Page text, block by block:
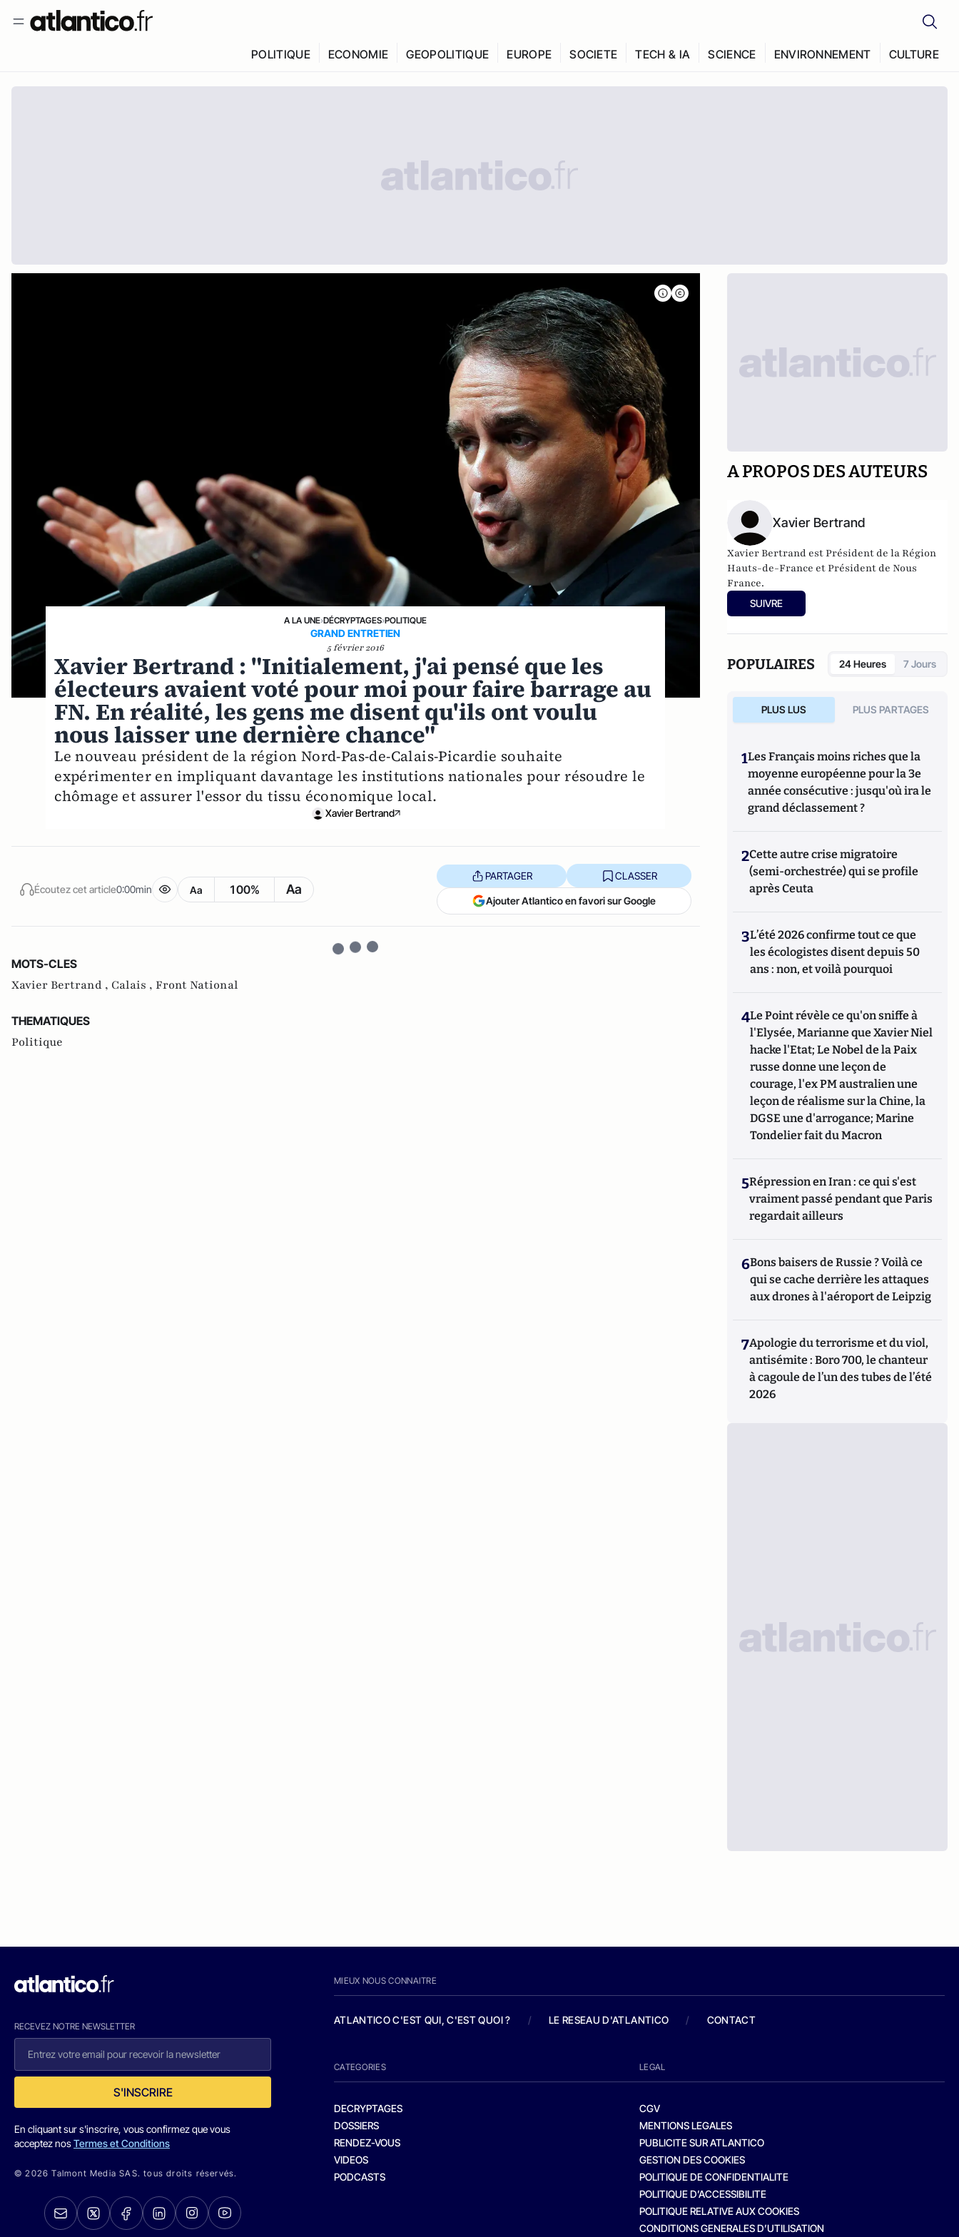
POLITIQUE ECONOMIE GEOPOLITIQUE EUROPE SOCIETE TECH & IA SCIENCE ENVIRONNEMENT CULTURE
A LA UNE›DÉCRYPTAGES›POLITIQUE
GRAND ENTRETIEN
5 février 2016
Xavier Bertrand : "Initialement, j'ai pensé que les
électeurs avaient voté pour moi pour faire barrage au
FN. En réalité, les gens me disent qu'ils ont voulu
nous laisser une dernière chance"
Le nouveau président de la région Nord-Pas-de-Calais-Picardie souhaite
expérimenter en impliquant davantage les institutions nationales pour résoudre le
chômage et assurer l'essor du tissu économique local.
Xavier Bertrand
Écoutez cet article0:00min Aa 100% Aa
PARTAGER CLASSER
Ajouter Atlantico en favori sur Google
MOTS-CLES
Xavier Bertrand , Calais , Front National
THEMATIQUES
Politique
A PROPOS DES AUTEURS
Xavier Bertrand
Xavier Bertrand est Président de la Région
Hauts-de-France et Président de Nous
France.
SUIVRE
POPULAIRES 24 Heures 7 Jours
PLUS LUS PLUS PARTAGES
1Les Français moins riches que la
moyenne européenne pour la 3e
année consécutive : jusqu'où ira le
grand déclassement ?
2Cette autre crise migratoire
(semi-orchestrée) qui se profile
après Ceuta
3L’été 2026 confirme tout ce que
les écologistes disent depuis 50
ans : non, et voilà pourquoi
4Le Point révèle ce qu'on sniffe à
l'Elysée, Marianne que Xavier Niel
hacke l'Etat; Le Nobel de la Paix
russe donne une leçon de
courage, l'ex PM australien une
leçon de réalisme sur la Chine, la
DGSE une d'arrogance; Marine
Tondelier fait du Macron
5Répression en Iran : ce qui s'est
vraiment passé pendant que Paris
regardait ailleurs
6Bons baisers de Russie ? Voilà ce
qui se cache derrière les attaques
aux drones à l'aéroport de Leipzig
7Apologie du terrorisme et du viol,
antisémite : Boro 700, le chanteur
à cagoule de l’un des tubes de l’été
2026
RECEVEZ NOTRE NEWSLETTER
S'INSCRIRE
En cliquant sur s'inscrire, vous confirmez que vous
acceptez nosTermes et Conditions
© 2026 Talmont Media SAS. tous droits réservés.
MIEUX NOUS CONNAITRE
ATLANTICO C'EST QUI, C'EST QUOI ? / LE RESEAU D'ATLANTICO / CONTACT
CATEGORIES
DECRYPTAGES
DOSSIERS
RENDEZ-VOUS
VIDEOS
PODCASTS
LEGAL
CGV
MENTIONS LEGALES
PUBLICITE SUR ATLANTICO
GESTION DES COOKIES
POLITIQUE DE CONFIDENTIALITE
POLITIQUE D’ACCESSIBILITE
POLITIQUE RELATIVE AUX COOKIES
CONDITIONS GENERALES D’UTILISATION